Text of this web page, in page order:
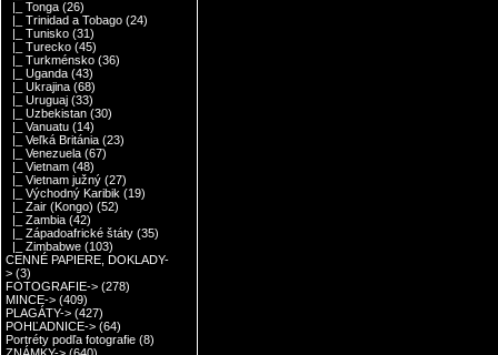
|_ Tonga (26)
|_ Trinidad a Tobago (24)
|_ Tunisko (31)
|_ Turecko (45)
|_ Turkménsko (36)
|_ Uganda (43)
|_ Ukrajina (68)
|_ Uruguaj (33)
|_ Uzbekistan (30)
|_ Vanuatu (14)
|_ Veľká Británia (23)
|_ Venezuela (67)
|_ Vietnam (48)
|_ Vietnam južný (27)
|_ Východný Karibik (19)
|_ Zair (Kongo) (52)
|_ Zambia (42)
|_ Západoafrické štáty (35)
|_ Zimbabwe (103)
CENNÉ PAPIERE, DOKLADY-
> (3)
FOTOGRAFIE-> (278)
MINCE-> (409)
PLAGÁTY-> (427)
POHĽADNICE-> (64)
Portréty podľa fotografie (8)